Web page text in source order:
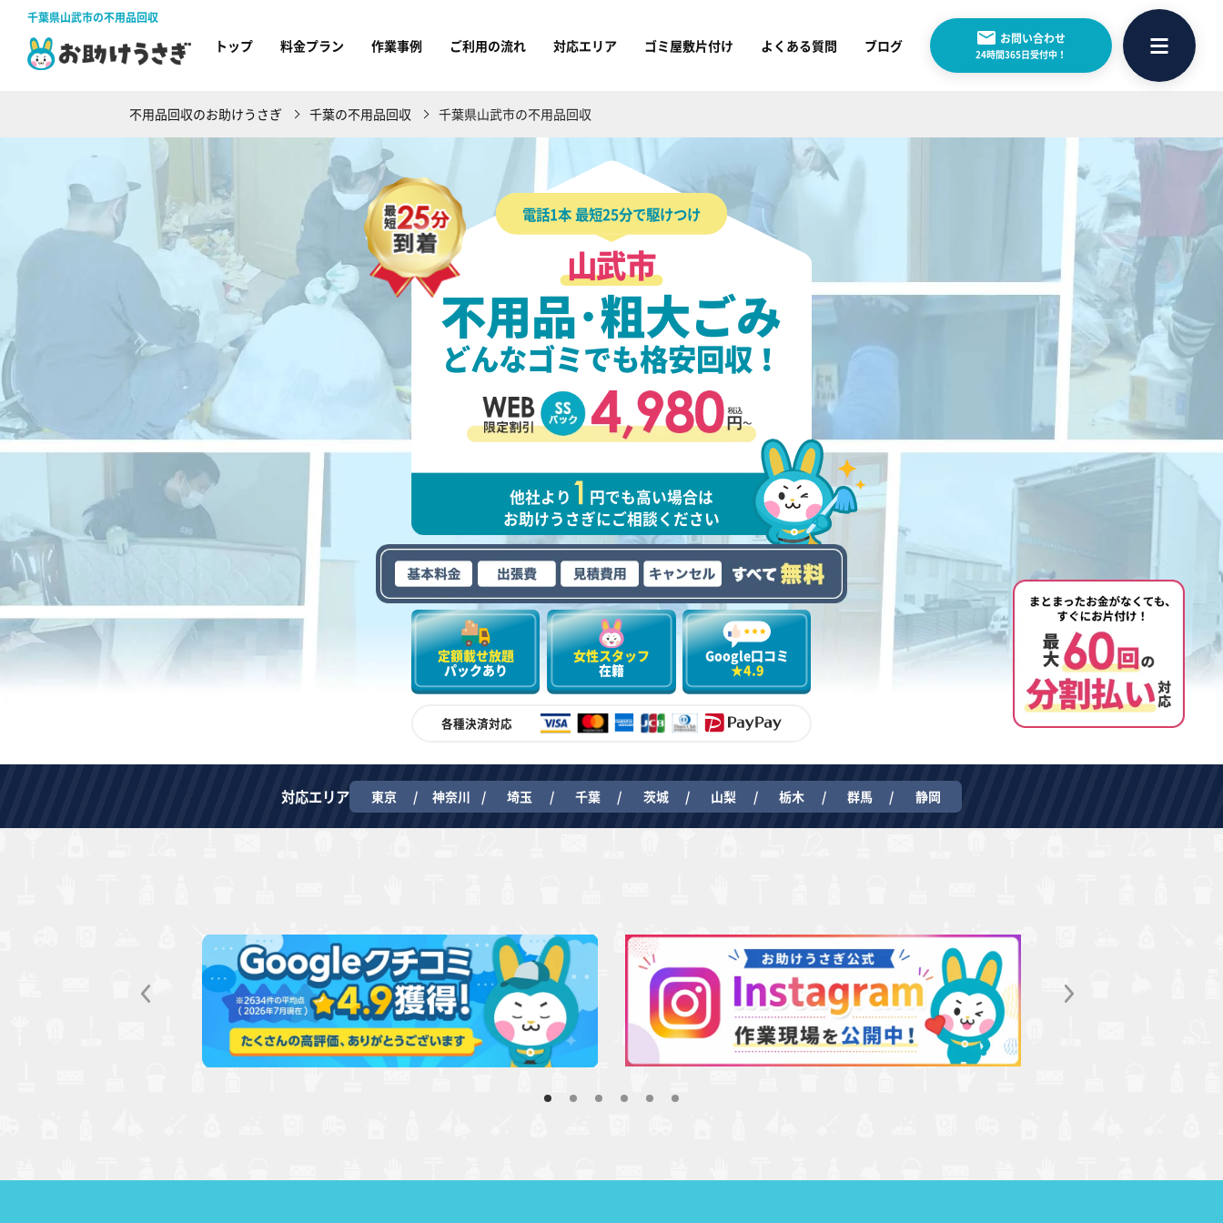
千葉県山武市の不用品回収
トップ 料金プラン 作業事例 ご利用の流れ 対応エリア ゴミ屋敷片付け よくある質問 ブログ お問い合わせ
24時間365日受付中！
不用品回収のお助けうさぎ 千葉の不用品回収 千葉県山武市の不用品回収
電話1本 最短25分で駆けつけ
山武市
不用品･粗大ごみ
どんなゴミでも格安回収！
他社より
円でも高い場合は
お助けうさぎにご相談ください
定額載せ放題
パックあり
女性スタッフ
在籍
Google口コミ
★4.9
各種決済対応
対応エリア 東京 神奈川 埼玉 千葉 茨城 山梨 栃木 群馬 静岡